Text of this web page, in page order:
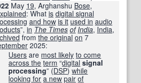
May 19, Arghanshu Bose,
: Whatis digital signal
and how is it used in audio
”,in The Times of India‎, India,
from the original on 7
2025:
Users are most likely to come
across the term “digital signal
processing” (DSP)while
looking for a new pair of